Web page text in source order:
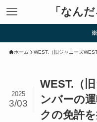
「なん
※当サイト
ホーム WEST.（旧ジャニーズWEST
WEST.（
ンバーの
クの免許
2025
3/03